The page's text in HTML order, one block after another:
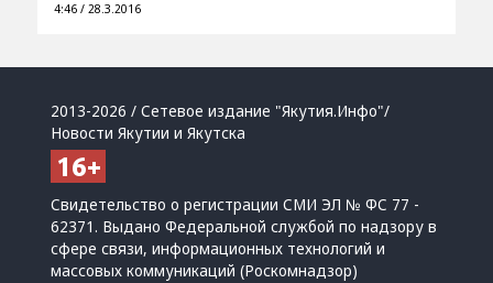
4:46 / 28.3.2016
2013-2026 / Сетевое издание "Якутия.Инфо"/
Новости Якутии и Якутска
Свидетельство о регистрации СМИ ЭЛ № ФС 77 -
62371. Выдано Федеральной службой по надзору в
сфере связи, информационных технологий и
массовых коммуникаций (Роскомнадзор)